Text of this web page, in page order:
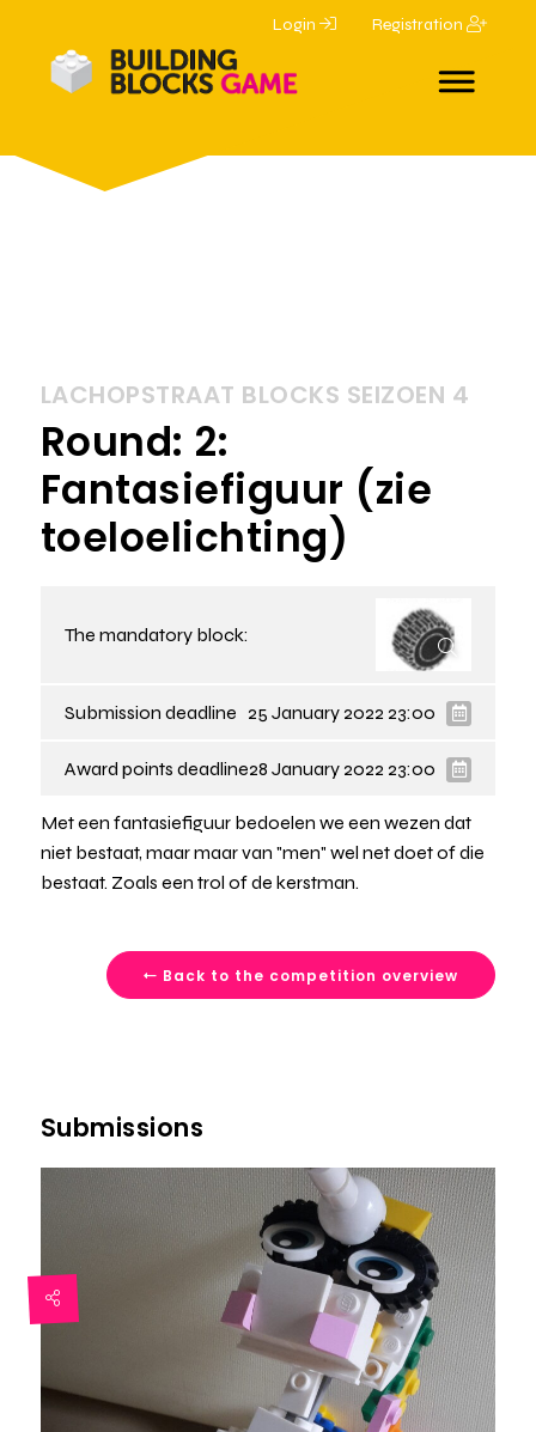
Login Registration
LACHOPSTRAAT BLOCKS SEIZOEN 4
Round: 2:
Fantasiefiguur (zie
toeloelichting)
The mandatory block:
Submission deadline 25 January 2022 23:00
Award points deadline28 January 2022 23:00
Met een fantasiefiguur bedoelen we een wezen dat
niet bestaat, maar maar van "men" wel net doet of die
bestaat. Zoals een trol of de kerstman.
Back to the competition overview
Submissions